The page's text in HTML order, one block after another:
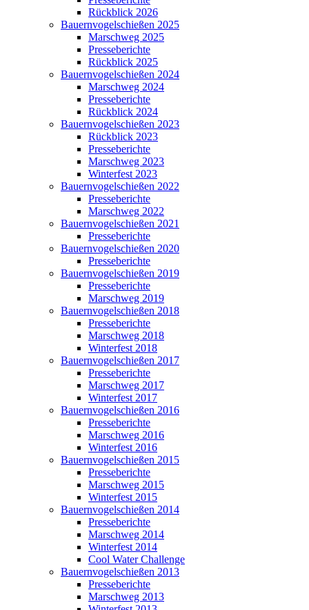
Rückblick 2026
Bauernvogelschießen 2025
Marschweg 2025
Presseberichte
Rückblick 2025
Bauernvogelschießen 2024
Marschweg 2024
Presseberichte
Rückblick 2024
Bauernvogelschießen 2023
Rückblick 2023
Presseberichte
Marschweg 2023
Winterfest 2023
Bauernvogelschießen 2022
Presseberichte
Marschweg 2022
Bauernvogelschießen 2021
Presseberichte
Bauernvogelschießen 2020
Presseberichte
Bauernvogelschießen 2019
Presseberichte
Marschweg 2019
Bauernvogelschießen 2018
Presseberichte
Marschweg 2018
Winterfest 2018
Bauernvogelschießen 2017
Presseberichte
Marschweg 2017
Winterfest 2017
Bauernvogelschießen 2016
Presseberichte
Marschweg 2016
Winterfest 2016
Bauernvogelschießen 2015
Presseberichte
Marschweg 2015
Winterfest 2015
Bauernvogelschießen 2014
Presseberichte
Marschweg 2014
Winterfest 2014
Cool Water Challenge
Bauernvogelschießen 2013
Presseberichte
Marschweg 2013